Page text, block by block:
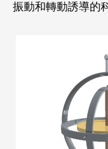
振動和轉動誘導的